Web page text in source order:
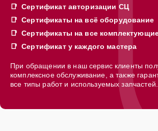
Сертификат авторизации СЦ
Сертификаты на всё оборудование
Сертификаты на все
Сертификат у каждого мастера
При обращении в наш сервис клиенты
комплексное обслуживание, а также
все типы работ и используемых запчастей.